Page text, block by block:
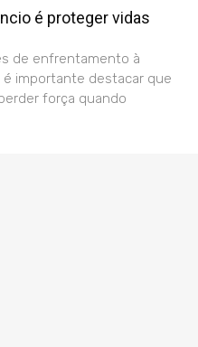
é proteger vidas
de enfrentamento à
é importante destacar que
força quando